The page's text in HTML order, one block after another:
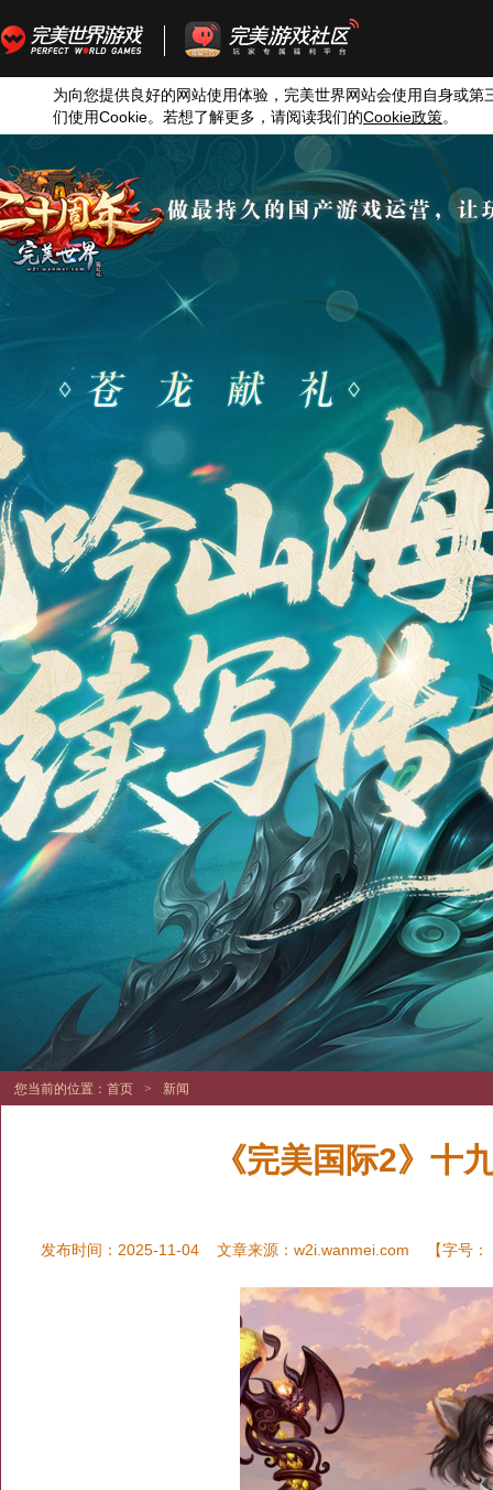
为向您提供良好的网站使用体验，完美世界网站会使用自身或第
们使用Cookie。若想了解更多，请阅读我们的Cookie政策。
您当前的位置： 首页 > 新闻
《完美国际2》十
发布时间：2025-11-04 文章来源： w2i.wanmei.com 【字号：